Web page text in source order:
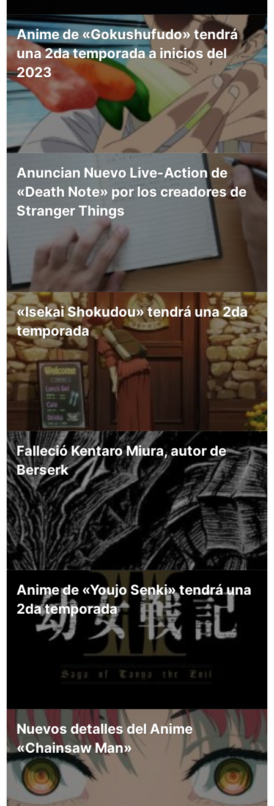
Anime de «Gokushufudo» tendrá
una 2da temporada a inicios del
2023
Anuncian Nuevo Live-Action de
«Death Note» por los creadores de
Stranger Things
«Isekai Shokudou» tendrá una 2da
temporada
Falleció Kentaro Miura, autor de
Berserk
Anime de «Youjo Senki» tendrá una
2da temporada
Nuevos detalles del Anime
«Chainsaw Man»